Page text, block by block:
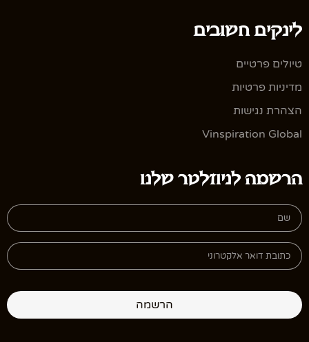
לינקים חשובים
טיולים פרטיים
מדיניות פרטיות
הצהרת נגישות
Vinspiration Global
הרשמה לניוזלטר שלנו
הרשמה